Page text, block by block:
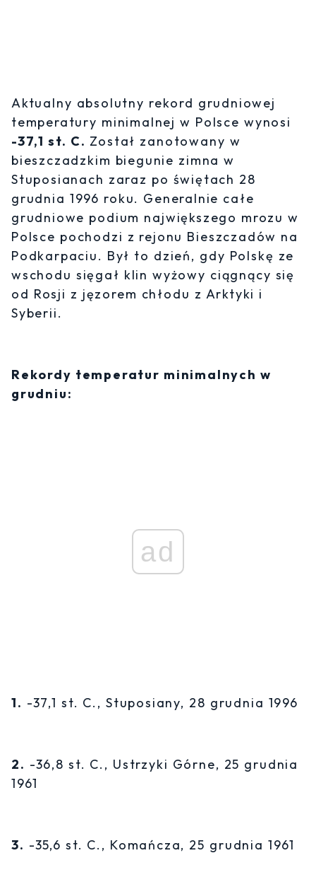
Aktualny absolutny rekord grudniowej
temperatury minimalnej w Polsce wynosi
-37,1 st. C. Został zanotowany w
bieszczadzkim biegunie zimna w
Stuposianach zaraz po świętach 28
grudnia 1996 roku. Generalnie całe
grudniowe podium największego mrozu w
Polsce pochodzi z rejonu Bieszczadów na
Podkarpaciu. Był to dzień, gdy Polskę ze
wschodu sięgał klin wyżowy ciągnący się
od Rosji z jęzorem chłodu z Arktyki i
Syberii.
Rekordy temperatur minimalnych w
grudniu:
ad
1. -37,1 st. C., Stuposiany, 28 grudnia 1996
2. -36,8 st. C., Ustrzyki Górne, 25 grudnia
1961
3. -35,6 st. C., Komańcza, 25 grudnia 1961